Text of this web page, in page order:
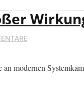
modernen